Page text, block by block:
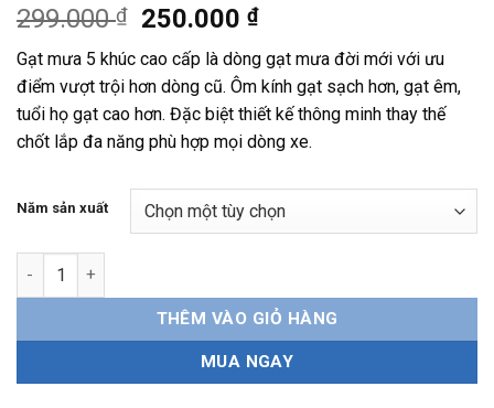
299.000₫
Giá
gốc
là:
299.000 ₫.
250.000₫Giá
tại
là:
250.000 ₫.
Gạt mưa 5 khúc cao cấp là dòng gạt mưa đời mới với ưu
điểm vượt trội hơn dòng cũ. Ôm kính gạt sạch hơn, gạt êm,
tuổi họ gạt cao hơn. Đặc biệt thiết kế thông minh thay thế
chốt lắp đa năng phù hợp mọi dòng xe.
Năm sản xuất
Gạt mưa 5 khúc Suzuki Swift chính hãng số lượng
THÊM VÀO GIỎ HÀNG
MUA NGAY